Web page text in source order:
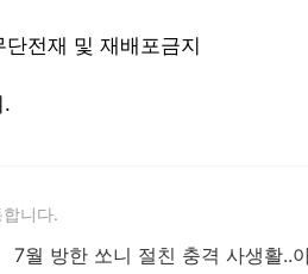
전재 및 재배포금지
니다.